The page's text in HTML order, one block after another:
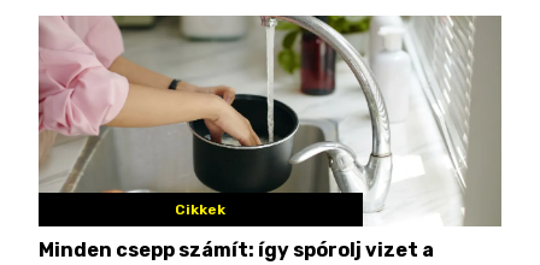
Cikkek
Minden csepp számít: így spórolj vizet a